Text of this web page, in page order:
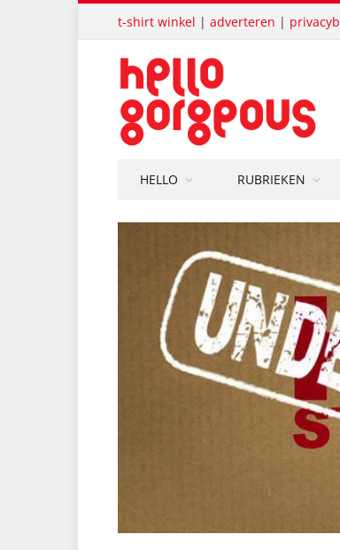
t-shirt winkel | adverteren |
HELLO RUBRIEKEN